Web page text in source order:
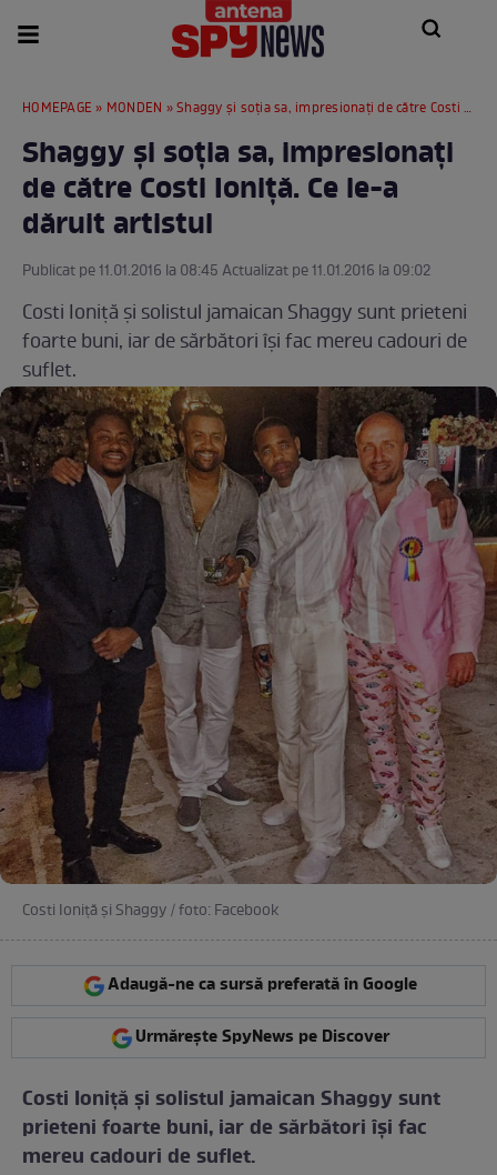
HOMEPAGE » MONDEN » Shaggy și soția sa, impresionați de către Costi Ioniță. Ce le-a dăruit artistul
Shaggy și soția sa, impresionați
de către Costi Ioniță. Ce le-a
dăruit artistul
Publicat pe 11.01.2016 la 08:45 Actualizat pe 11.01.2016 la 09:02
Costi Ioniță și solistul jamaican Shaggy sunt prieteni
foarte buni, iar de sărbători își fac mereu cadouri de
suflet.
Costi Ioniță și Shaggy / foto: Facebook
Adaugă-ne ca sursă preferată în Google
Urmărește SpyNews pe Discover
Costi Ioniță și solistul jamaican Shaggy sunt
prieteni foarte buni, iar de sărbători își fac
mereu cadouri de suflet.